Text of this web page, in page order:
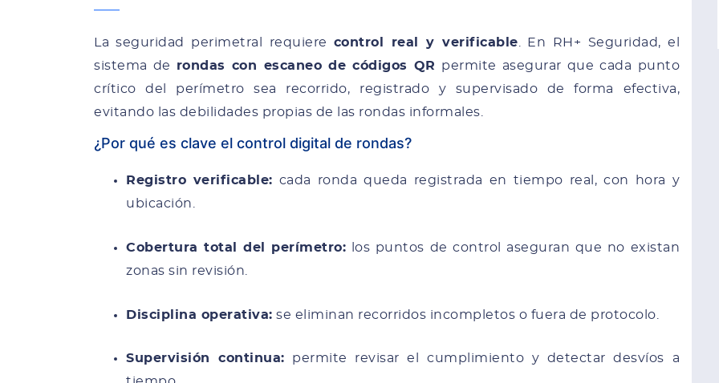
La seguridad perimetral requiere control real y verificable . En RH+ Seguridad, el
sistema de rondas con escaneo de códigos QR
permite asegurar que cada punto
crítico del perímetro sea recorrido, registrado y supervisado de forma efectiva,
evitando las debilidades propias de las rondas informales.
¿Por qué es clave el control digital de rondas?
Registro verificable: cada ronda queda registrada en tiempo real, con hora y
ubicación.
Cobertura total del perímetro: los puntos de control aseguran que no existan
zonas sin revisión.
Disciplina operativa: se eliminan recorridos incompletos o fuera de protocolo.
Supervisión continua: permite revisar el cumplimiento y detectar desvíos a